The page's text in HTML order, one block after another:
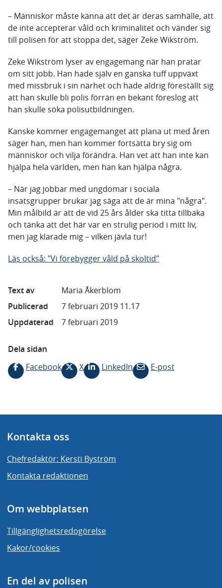
– Människor måste känna att det är deras samhälle, att
de inte accepterar våld och kriminalitet och vänder sig
till polisen för att stoppa det, säger Zeke Wikström.
Zeke Wikström lyser av engagemang när han pratar
om sitt jobb. Han hade själv en ganska tuff uppväxt
med missbruk i sin närhet och hade aldrig föreställt sig
att han skulle bli polis förrän en bekant föreslog att
han skulle söka polisutbildningen.
Kanske kommer engagemanget att plana ut med åren
säger han, men han kommer fortsätta bry sig om
människor och vilja förändra. Han vet att han inte kan
hjälpa hela världen, men han kan hjälpa några.
– När jag jobbar med ungdomar i sociala
insatsgrupper brukar jag säga att de är mina "några".
Min målbild är att de vid 25 års ålder ska titta tillbaka
och tänka att det här var en strulig period i mitt liv,
men jag klarade mig – vilken jävla tur!
Läs också: "Vi förebygger våld på skoltid"
Text av
Maria Åkerblom
Publicerad
7 februari 2019 11.17
Uppdaterad
7 februari 2019
Dela sidan
Facebook
X LinkedIn E-post
Kontakta oss
Chefredaktör: Kersti Byström
Kontakta redaktionen
Om webbplatsen
Tillgänglighetsredogörelse
Kakor/cookies
En del av polisen